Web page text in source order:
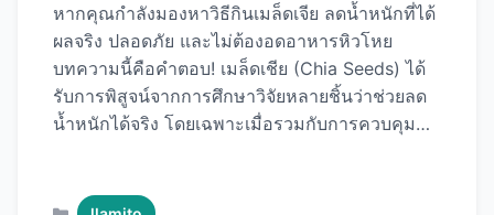
หากคุณกำลังมองหาวิธีกินเมล็ดเจีย ลดน้ำหนักที่ได้
ผลจริง ปลอดภัย และไม่ต้องอดอาหารหิวโหย
บทความนี้คือคำตอบ! เมล็ดเชีย (Chia Seeds) ได้
รับการพิสูจน์จากการศึกษาวิจัยหลายชิ้นว่าช่วยลด
น้ำหนักได้จริง โดยเฉพาะเมื่อรวมกับการควบคุม
กิโลกรัมภายใน 30 วันอย่างละเอียด พร้อมตาราง
Categories